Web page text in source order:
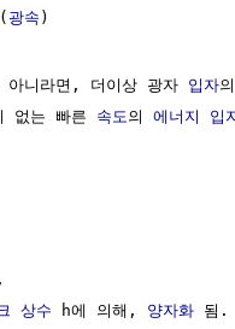
( 광속 )
아니라면, 더이상 광자 입자
없는 빠른 속도의 에너지
입
상수 h에 의해, 양자화 됨.